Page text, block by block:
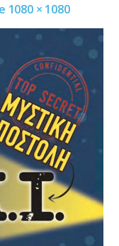
1080 × 1080